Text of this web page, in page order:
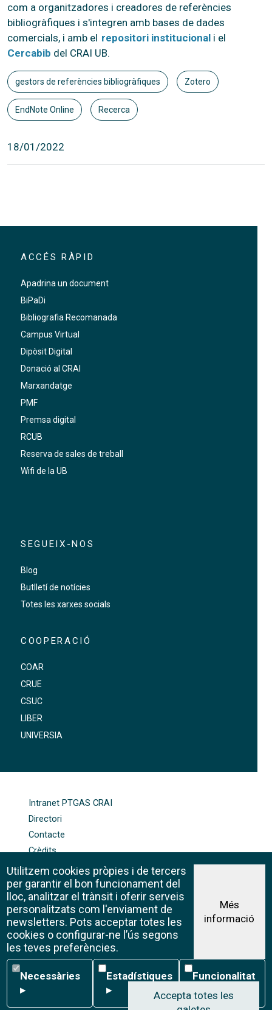
com a organitzadores i creadores de referències
bibliogràfiques i s'integren amb bases de dades
comercials, i amb el repositori institucional i el
Cercabib del CRAI UB.
gestors de referències bibliogràfiques Zotero
EndNote Online Recerca
18/01/2022
ACCÉS RÀPID
Apadrina un document
BiPaDi
Bibliografia Recomanada
Campus Virtual
Dipòsit Digital
Donació al CRAI
Marxandatge
PMF
Premsa digital
RCUB
Reserva de sales de treball
Wifi de la UB
SEGUEIX-NOS
Blog
Butlletí de notícies
Totes les xarxes socials
COOPERACIÓ
COAR
CRUE
CSUC
LIBER
UNIVERSIA
Intranet PTGAS CRAI
Directori
Contacte
Crèdits
Mapa web
Política de galetes
Avís legal
©CRAI Universitat de Barcelona
Creative Commons 4.0
Utilitzem cookies pròpies i de tercers
per garantir el bon funcionament del
lloc, analitzar el trànsit i oferir serveis
personalitzats com l'enviament de
newsletters. Pots acceptar totes les
cookies o configurar-ne l’ús segons
les teves preferències.
Més
informació
Necessàries
Necessàries
▸
Estadístiques
Estadístiques
▸
Funcionalitat
Funcionalitat
▸
Accepta totes les